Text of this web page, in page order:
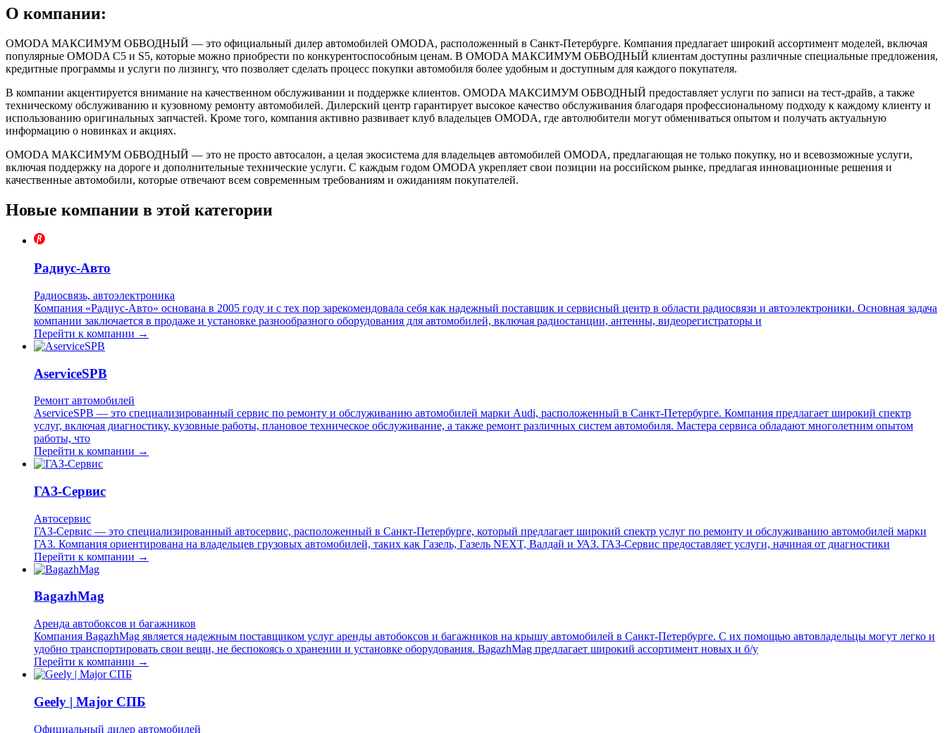
О компании:
OMODA МАКСИМУМ ОБВОДНЫЙ — это официальный дилер автомобилей OMODA, расположенный в Санкт-Петербурге. Компания предлагает широкий ассортимент моделей, включая
популярные OMODA C5 и S5, которые можно приобрести по конкурентоспособным ценам. В OMODA МАКСИМУМ ОБВОДНЫЙ клиентам доступны различные специальные предложения,
кредитные программы и услуги по лизингу, что позволяет сделать процесс покупки автомобиля более удобным и доступным для каждого покупателя.
В компании акцентируется внимание на качественном обслуживании и поддержке клиентов. OMODA МАКСИМУМ ОБВОДНЫЙ предоставляет услуги по записи на тест-драйв, а также
техническому обслуживанию и кузовному ремонту автомобилей. Дилерский центр гарантирует высокое качество обслуживания благодаря профессиональному подходу к каждому клиенту и
использованию оригинальных запчастей. Кроме того, компания активно развивает клуб владельцев OMODA, где автолюбители могут обмениваться опытом и получать актуальную
информацию о новинках и акциях.
OMODA МАКСИМУМ ОБВОДНЫЙ — это не просто автосалон, а целая экосистема для владельцев автомобилей OMODA, предлагающая не только покупку, но и всевозможные услуги,
включая поддержку на дороге и дополнительные технические услуги. С каждым годом OMODA укрепляет свои позиции на российском рынке, предлагая инновационные решения и
качественные автомобили, которые отвечают всем современным требованиям и ожиданиям покупателей.
Новые компании в этой категории
Радиус-Авто
Радиосвязь, автоэлектроника
Компания «Радиус-Авто» основана в 2005 году и с тех пор зарекомендовала себя как надежный поставщик и сервисный центр в области радиосвязи и автоэлектроники. Основная задача
компании заключается в продаже и установке разнообразного оборудования для автомобилей, включая радиостанции, антенны, видеорегистраторы и
Перейти к компании →
AserviceSPB
Ремонт автомобилей
AserviceSPB — это специализированный сервис по ремонту и обслуживанию автомобилей марки Audi, расположенный в Санкт-Петербурге. Компания предлагает широкий спектр
услуг, включая диагностику, кузовные работы, плановое техническое обслуживание, а также ремонт различных систем автомобиля. Мастера сервиса обладают многолетним опытом
работы, что
Перейти к компании →
ГАЗ-Сервис
Автосервис
ГАЗ-Сервис — это специализированный автосервис, расположенный в Санкт-Петербурге, который предлагает широкий спектр услуг по ремонту и обслуживанию автомобилей марки
ГАЗ. Компания ориентирована на владельцев грузовых автомобилей, таких как Газель, Газель NEXT, Валдай и УАЗ. ГАЗ-Сервис предоставляет услуги, начиная от диагностики
Перейти к компании →
BagazhMag
Аренда автобоксов и багажников
Компания BagazhMag является надежным поставщиком услуг аренды автобоксов и багажников на крышу автомобилей в Санкт-Петербурге. С их помощью автовладельцы могут легко и
удобно транспортировать свои вещи, не беспокоясь о хранении и установке оборудования. BagazhMag предлагает широкий ассортимент новых и б/у
Перейти к компании →
Geely | Major СПБ
Официальный дилер автомобилей